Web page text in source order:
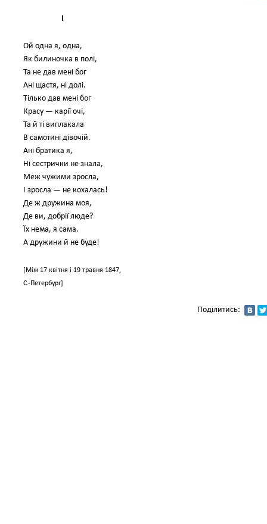
I
Ой одна я, одна,
Як билиночка в полі,
Та не дав мені бог
Ані щастя, ні долі.
Тілько дав мені бог
Красу — карії очі,
Та й ті виплакала
В самотині дівочій.
Ані братика я,
Ні сестрички не знала,
Меж чужими зросла,
І зросла — не кохалась!
Де ж дружина моя,
Де ви, добрії люде?
Їх нема, я сама.
А дружини й не буде!
[Між 17 квітня і 19 травня 1847,
С.-Петербург]
Поділитись: